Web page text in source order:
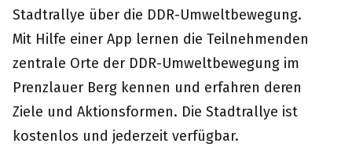
Stadtrallye über die DDR-Umweltbewegung.
Mit Hilfe einer App lernen die Teilnehmenden
zentrale Orte der DDR-Umweltbewegung im
Prenzlauer Berg kennen und erfahren deren
Ziele und Aktionsformen. Die Stadtrallye ist
kostenlos und jederzeit verfügbar.